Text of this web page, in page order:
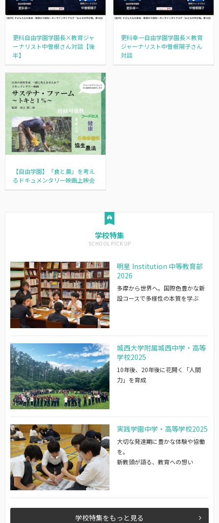
更科自由学園学園長×教育ジャ
ーナリスト中曽根さん対談【後
半】
更科幸一自由学園学園長×教育
ジャーナリスト中曽根陽子さん
対談
【自由学園】「食と農」を考え
るドキュメンタリー映画上映会
学校特集
明星 Institution 中等教育部
2026
多摩から世界へ。国際色豊かな新
設コースで多様性の本質を学ぶ
城西大学附属城西中学・高等
学校2025
10年後、20年後に花開く「人間
力」を育成
実践学園中学・高等学校2025
大切な発達期に豊かな体験や協働
を。
新教頭が語る、教育への想い
学校特集をもっと見る